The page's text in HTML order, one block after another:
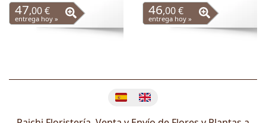
47,00 €
entrega hoy »
46,00 €
entrega hoy »